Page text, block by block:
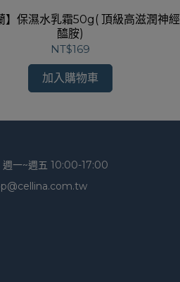
】保濕水乳霜50g( 頂級高滋潤神經
醯胺)
NT$169
加入購物車
週一~週五 10:00-17:00